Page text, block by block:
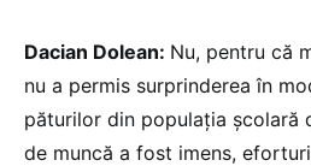
Dacian Dolean: Nu, pentru că
nu a permis surprinderea în
păturilor din populația școlară
de muncă a fost imens,